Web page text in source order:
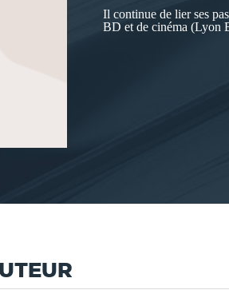
Il continue de lier ses
BD et de cinéma (Lyon